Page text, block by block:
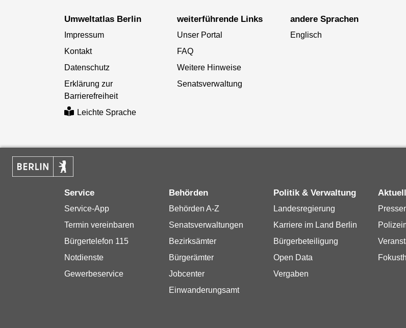
Umweltatlas Berlin
Impressum
Kontakt
Datenschutz
Erklärung zur
Barrierefreiheit
Leichte Sprache
weiterführende Links
Unser Portal
FAQ
Weitere Hinweise
Senatsverwaltung
andere Sprachen
Englisch
Service
Service-App
Termin vereinbaren
Bürgertelefon 115
Notdienste
Gewerbeservice
Behörden
Behörden A-Z
Senatsverwaltungen
Bezirksämter
Bürgerämter
Jobcenter
Einwanderungsamt
Politik & Verwaltung
Landesregierung
Karriere im Land Berlin
Bürgerbeteiligung
Open Data
Vergaben